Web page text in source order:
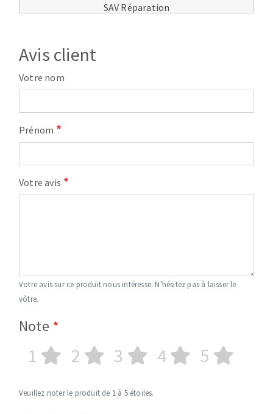
SAV Réparation
Avis client
Votre nom
Prénom
Votre avis
Votre avis sur ce produit nous intéresse. N'hésitez pas à laisser le
vôtre.
Note
1 2 3 4 5
Veuillez noter le produit de 1 à 5 étoiles.